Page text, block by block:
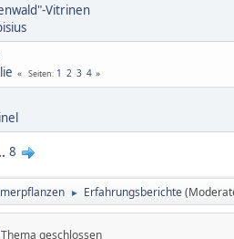
Vitrinen
Seiten 1 2 3 4
8
► Erfahrungsberichte
Thema geschlossen